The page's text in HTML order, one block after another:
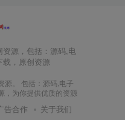
源，包括：源码,电
，原创资源
源。 包括：源码,电子
，为你提供优质的资源
告合作 关于我们